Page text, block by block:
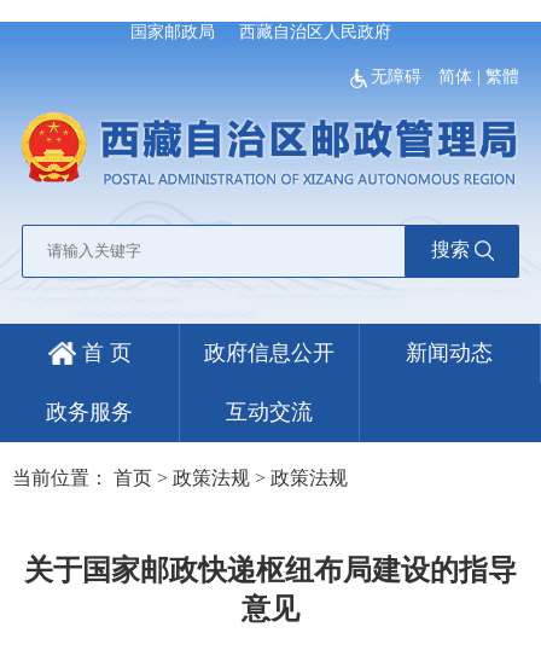
国家邮政局 西藏自治区人民政府
无障碍 简体 |繁體
搜索
首 页 政府信息公开 新闻动态
政务服务 互动交流
当前位置： 首页 > 政策法规 > 政策法规
关于国家邮政快递枢纽布局建设的指导
意见